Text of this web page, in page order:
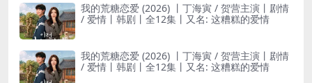
我的荒糖恋爱 (2026) 丨丁海寅 / 贺营主演丨剧情
/ 爱情丨韩剧丨全12集丨又名: 这糟糕的爱情
我的荒糖恋爱 (2026) 丨丁海寅 / 贺营主演丨剧情
/ 爱情丨韩剧丨全12集丨又名: 这糟糕的爱情